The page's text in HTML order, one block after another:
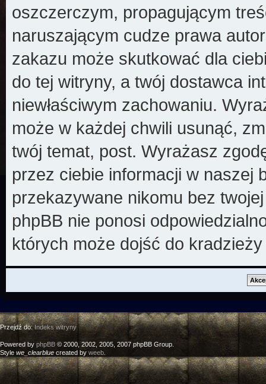
oszczerczym, propagującym
naruszającym cudze prawa
zakazu może skutkować dla
do tej witryny, a twój dostawca
niewłaściwym zachowaniu.
może w każdej chwili usunąć,
twój temat, post. Wyrażasz
przez ciebie informacji w naszej
przekazywane nikomu bez
phpBB nie ponosi
których może dojść do
Przejdź do: Indeks witryny
Powered by phpBB © 2000, 2002, 2005, 2007 phpBB Group.
Style we_clearblue created by weeb